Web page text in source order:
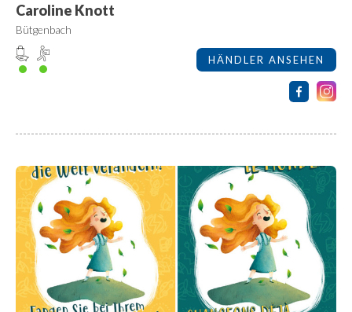
Caroline Knott
Bütgenbach
HÄNDLER ANSEHEN